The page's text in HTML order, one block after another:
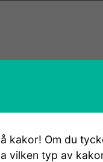
kakor! Om du
vilken typ av